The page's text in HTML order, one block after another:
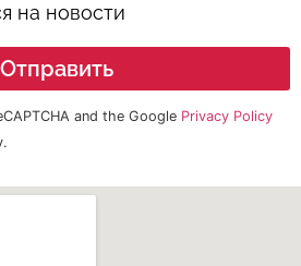
на новости
Отправить
and the Google Privacy Policy